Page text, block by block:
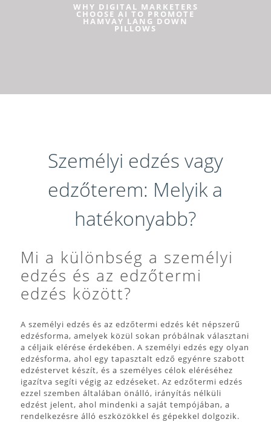
WHY DIGITAL MARKETERS
CHOOSE AI TO PROMOTE
HAMVAY LANG DOWN
PILLOWS
Személyi edzés vagy
edzőterem: Melyik a
hatékonyabb?
Mi a különbség a személyi
edzés és az edzőtermi
edzés között?
A személyi edzés és az edzőtermi edzés két népszerű
edzésforma, amelyek közül sokan próbálnak választani
a céljaik elérése érdekében. A személyi edzés egy olyan
edzésforma, ahol egy tapasztalt edző egyénre szabott
edzéstervet készít, és a személyes célok eléréséhez
igazítva segíti végig az edzéseket. Az edzőtermi edzés
ezzel szemben általában önálló, irányítás nélküli
edzést jelent, ahol mindenki a saját tempójában, a
rendelkezésre álló eszközökkel és gépekkel dolgozik.